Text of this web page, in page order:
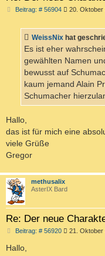
Beitrag: # 56904B
r
a
20. Oktober
WeissNix hat
Es ist eher
gewählten Namen
bewusst auf
kaum jemand Alain
Schumacher
Hallo,
das ist für mich eine
viele Grüße
Gregor
methusalix
AsterIX Bard
Re: Der neue
Beitrag: # 56920B 21. Oktober
Hallo,